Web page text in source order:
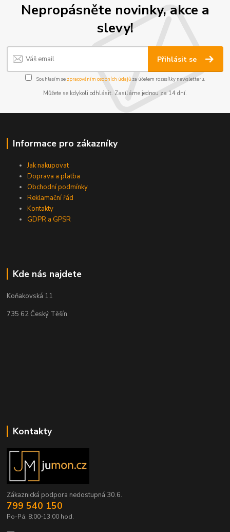
Nepropásněte novinky, akce a
slevy!
Přihlásit se
Souhlasím se zpracováním osobních údajůza účelem rozesílky newsletteru.
Můžete se kdykoli odhlásit. Zasíláme jednou za 14 dní.
Informace pro zákazníky
Jak nakupovat
Doprava a platba
Obchodní podmínky
Reklamační řád
Kontakty
GDPR a GPSR
Kde nás najdete
Koňakovská 11
735 62 Český Těšín
Kontakty
Zákaznická podpora nedostupná 30.6.
799 540 150
Po-Pá: 8:00-13:00 hod.